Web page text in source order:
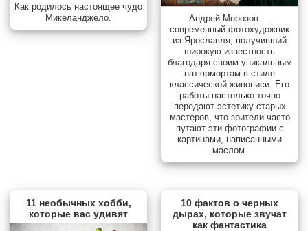
Как родилось настоящее чудо
Микеланджело.
Андрей Морозов —
современный фотохудожник
из Ярославля, получивший
широкую известность
благодаря своим уникальным
натюрмортам в стиле
классической живописи. Его
работы настолько точно
передают эстетику старых
мастеров, что зрители часто
путают эти фотографии с
картинами, написанными
маслом.
11 необычных хобби,
которые вас удивят
10 фактов о черных
дырах, которые звучат
как фантастика